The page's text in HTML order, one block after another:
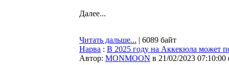
Далее...
Читать дальше... | 6089 байт
Нарва : В 2025 году на Аккекюла может
Автор: MONMOON в 21/02/2023 07:10:00